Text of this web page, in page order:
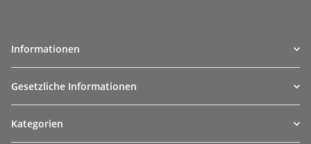
Informationen
Gesetzliche Informationen
Kategorien